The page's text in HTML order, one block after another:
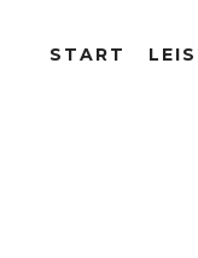
START